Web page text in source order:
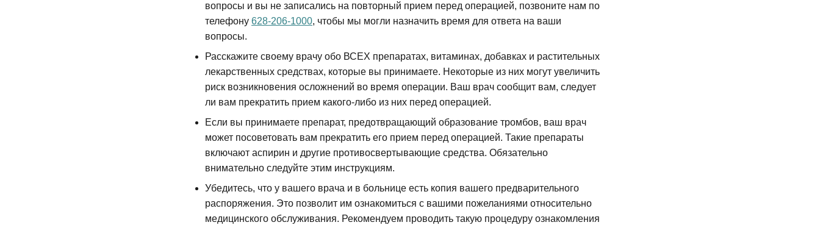
вопросы и вы не записались на повторный прием перед операцией, позвоните нам по
телефону 628-206-1000, чтобы мы могли назначить время для ответа на ваши
вопросы.
Расскажите своему врачу обо ВСЕХ препаратах, витаминах, добавках и растительных
лекарственных средствах, которые вы принимаете. Некоторые из них могут увеличить
риск возникновения осложнений во время операции. Ваш врач сообщит вам, следует
ли вам прекратить прием какого-либо из них перед операцией.
Если вы принимаете препарат, предотвращающий образование тромбов, ваш врач
может посоветовать вам прекратить его прием перед операцией. Такие препараты
включают аспирин и другие противосвертывающие средства. Обязательно
внимательно следуйте этим инструкциям.
Убедитесь, что у вашего врача и в больнице есть копия вашего предварительного
распоряжения. Это позволит им ознакомиться с вашими пожеланиями относительно
медицинского обслуживания. Рекомендуем проводить такую процедуру ознакомления